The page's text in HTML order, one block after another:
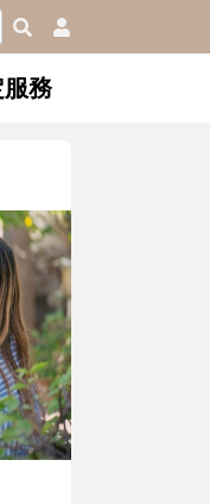
務
是
跟
肢
解